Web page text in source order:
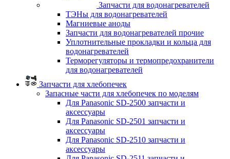
Запчасти для водонагревателей
ТЭНы для водонагревателей
Магниевые аноды
Запчасти для водонагревателей прочие
Уплотнительные прокладки и кольца для
водонагревателей
Терморегуляторы и термопредохранители
для водонагревателей
Запчасти для хлебопечек
Запасные части для хлебопечек по моделям
Для Panasonic SD-2500 запчасти и
аксессуары
Для Panasonic SD-2501 запчасти и
аксессуары
Для Panasonic SD-2510 запчасти и
аксессуары